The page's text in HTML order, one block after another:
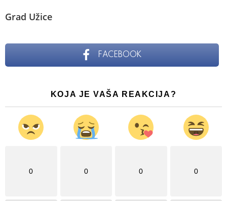
Grad Užice
FACEBOOK
KOJA JE VAŠA REAKCIJA?
0 0 0 0